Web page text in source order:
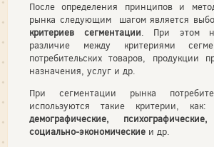
После определения принципов и
рынка следующим шагом является
критериев сегментации. При этом
различие между критериями
потребительских товаров, продукции
назначения, услуг и др.
При сегментации рынка
используются такие критерии, как:
демографические,
социально-экономические и др.